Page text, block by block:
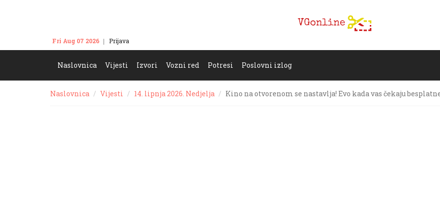
Fri Aug 07 2026 Prijava
Naslovnica Vijesti Izvori Vozni red Potresi Poslovni izlog
Naslovnica Vijesti 14. lipnja 2026. Nedjelja Kino na otvorenom se nastavlja! Evo kada vas čekaju